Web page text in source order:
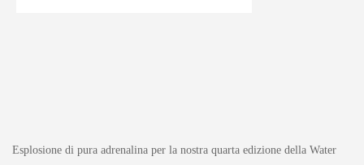
Esplosione di pura adrenalina per la nostra quarta edizione della Water